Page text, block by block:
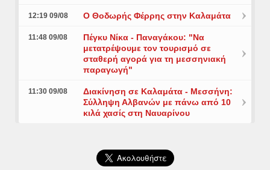
12:19 09/08 Ο Θοδωρής Φέρρης στην Καλαμάτα
11:48 09/08
Πέγκυ Νίκα - Παναγάκου: "Να
μετατρέψουμε τον τουρισμό σε
σταθερή αγορά για τη μεσσηνιακή
παραγωγή"
11:30 09/08
Διακίνηση σε Καλαμάτα - Μεσσήνη:
Σύλληψη Αλβανών με πάνω από 10
κιλά χασίς στη Ναυαρίνου